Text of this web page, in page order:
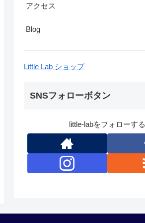
アクセス
Blog
Little Lab ショップ
SNSフォローボタン
little-labをフォローする